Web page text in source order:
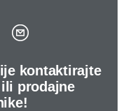
kontaktirajte
prodajne